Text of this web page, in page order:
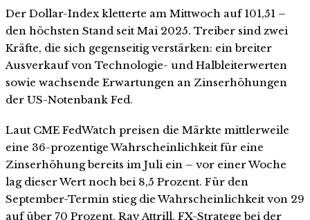
Der Dollar-Index kletterte am Mittwoch auf 101,51 –
den höchsten Stand seit Mai 2025. Treiber sind zwei
Kräfte, die sich gegenseitig verstärken: ein breiter
Ausverkauf von Technologie- und Halbleiterwerten
sowie wachsende Erwartungen an Zinserhöhungen
der US-Notenbank Fed.
Laut CME FedWatch preisen die Märkte mittlerweile
eine 36-prozentige Wahrscheinlichkeit für eine
Zinserhöhung bereits im Juli ein – vor einer Woche
lag dieser Wert noch bei 8,5 Prozent. Für den
September-Termin stieg die Wahrscheinlichkeit von 29
auf über 70 Prozent. Ray Attrill, FX-Stratege bei der